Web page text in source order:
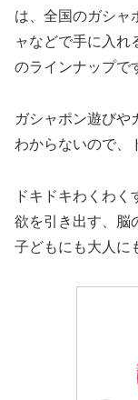
は、全国のガシャ
ャなどで手に入れ
のラインナップで
ガシャポン遊びや
わからないので、
ドキドキわくわ
欲を引き出す、脳
子どもにも大人に